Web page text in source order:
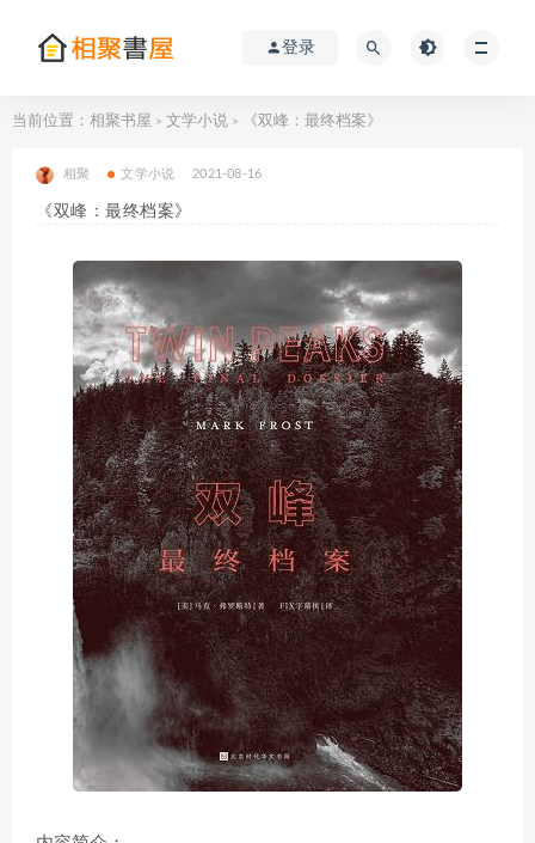
登录
当前位置： 相聚书屋 > 文学小说 > 《双峰：最终档案》
相聚 文学小说 2021-08-16
《双峰：最终档案》